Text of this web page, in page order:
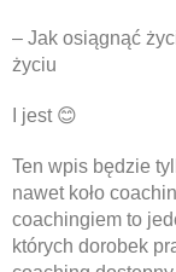
– Jak osiągnąć
życiu
I jest 😊
Ten wpis będzie
nawet koło
coachingiem to
których dorobek